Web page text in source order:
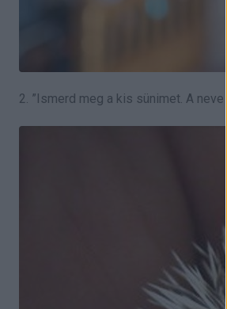
2. ”Ismerd meg a kis sünimet. A neve